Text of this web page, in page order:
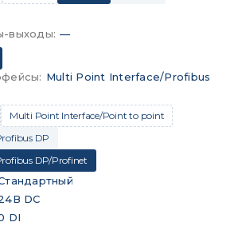
выходы: —
: Multi Point Interface/Profibus
Multi Point Interface/Point to point
DP
DP/Profinet
DC
DI